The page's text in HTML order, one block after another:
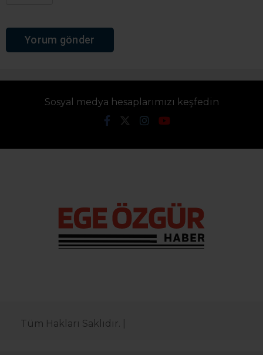
Sosyal medya hesaplarımızı keşfedin
Tüm Hakları Saklıdır. |